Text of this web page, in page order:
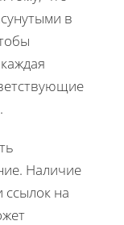
в
Наличие
ссылок на